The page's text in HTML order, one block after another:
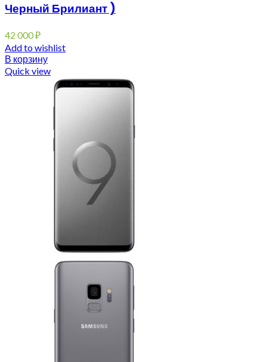
Черный Брилиант )
42 000₽
Add to wishlist
В корзину
Quick view